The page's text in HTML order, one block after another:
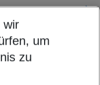
best
wir
um
zu